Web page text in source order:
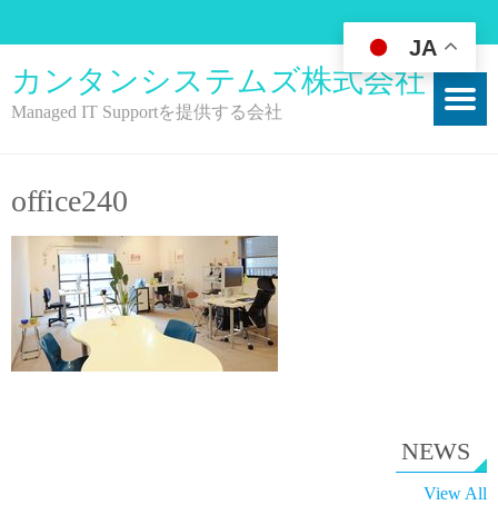
カンタンシステムズ株式会社
Managed IT Supportを提供する会社
office240
NEWS
View All
JA